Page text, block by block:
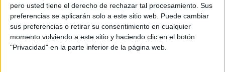
pero usted tiene el derecho de rechazar tal procesamiento. Sus
preferencias se aplicarán solo a este sitio web. Puede cambiar
sus preferencias o retirar su consentimiento en cualquier
momento volviendo a este sitio y haciendo clic en el botón
"Privacidad" en la parte inferior de la página web.